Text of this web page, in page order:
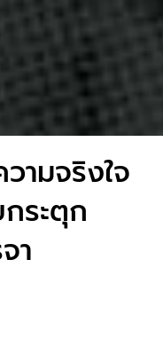
ามจริงใจ
ระตุก
า